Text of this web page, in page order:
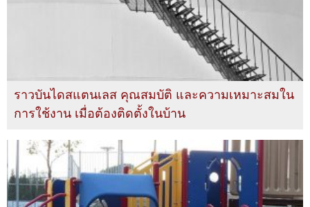
ราวบันไดสแตนเลส คุณสมบัติ และความเหมาะสมใน
การใช้งาน เมื่อต้องติดตั้งในบ้าน